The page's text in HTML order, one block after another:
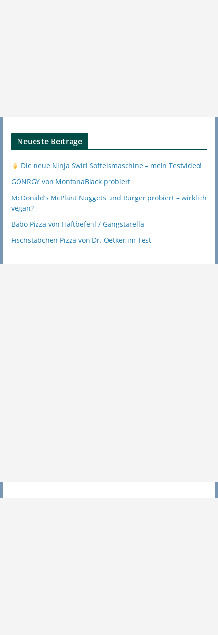
Neueste Beiträge
Die neue Ninja Swirl Softeismaschine – mein Testvideo!
GÖNRGY von MontanaBlack probiert
McDonald’s McPlant Nuggets und Burger probiert – wirklich
vegan?
Babo Pizza von Haftbefehl / Gangstarella
Fischstäbchen Pizza von Dr. Oetker im Test